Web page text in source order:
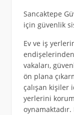
Sancaktepe
için güvenlik
Ev ve iş
vakaları,
ön plana
çalışan kişiler
yerlerini